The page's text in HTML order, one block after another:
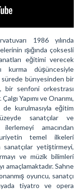
1986 yılında
ışığında çoksesli
eğitimi verecek
kurma düşüncesiyle
sürede bünyesinden bir
bir senfoni orkestrası
Yapımı ve Onarımı,
kurulmasıyla eğitim
sanatçılar ve
amacından
temel ilkeleri
yetiştirmeyi,
ve müzik bilimleri
amaçlamaktadır. Sahne
oyuncu, sanatçı
tiyatro ve opera